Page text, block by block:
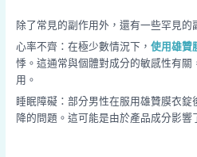
除了常見的副作用外，還有一些罕見的
心率不齊：在極少數情況下， 使用雄贊
悸。這通常與個體對成分的敏感性有
用。
睡眠障礙：部分男性在服用雄贊膜衣
降的問題。這可能是由於產品成分影響